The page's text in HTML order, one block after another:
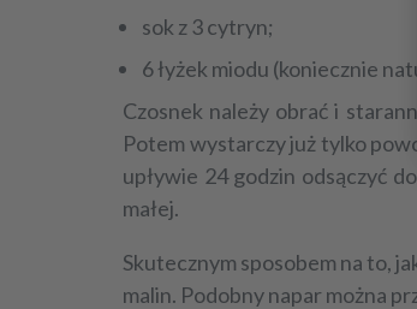
sok z 3 cytryn;
6 łyżek miodu (koniecznie
Czosnek należy obrać i
Potem wystarczy już tylko
upływie 24 godzin odsączyć
małej.
Skutecznym sposobem na to,
malin. Podobny napar można